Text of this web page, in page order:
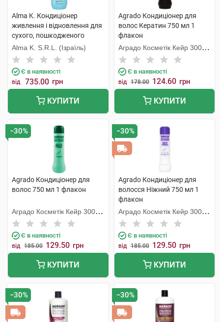
Alma K. Кондиціонер
живлення і відновлення для
сухого, пошкодженого
волосся 300 мл 1 флакон
Alma K. S.R.L. (Ізраїль)
Є в наявності
від 735.00 грн
КУПИТИ
Agrado Кондиціонер для
волос Кератин 750 мл 1
флакон
Аградо Косметік Кейр 3000
С.Л.У.
Є в наявності
від 178.00 124.60 грн
КУПИТИ
−30%
Agrado Кондиціонер для
волос 750 мл 1 флакон
Аградо Косметік Кейр 3000
С.Л.У.
Є в наявності
від 185.00 129.50 грн
КУПИТИ
−30%
Agrado Кондиціонер для
волосся Ніжний 750 мл 1
флакон
Аградо Косметік Кейр 3000
С.Л.У.
Є в наявності
від 185.00 129.50 грн
КУПИТИ
−30% −30%